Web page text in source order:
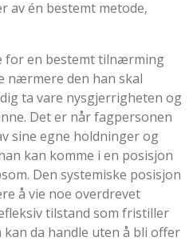
av én bestemt metode,
for en bestemt tilnærming
nærmere den han skal
ta vare nysgjerrigheten og
Det er når fagpersonen
sine egne holdninger og
kan komme i en posisjon
Den systemiske posisjon
å vie noe overdrevet
tilstand som fristiller
da handle uten å bli offer